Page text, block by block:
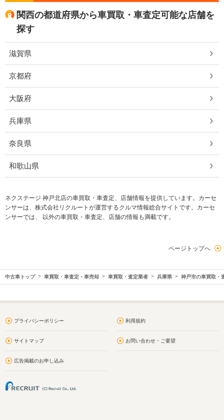
関西の都道府県から車買取・車査定可能な店舗を
探す
滋賀県
京都府
大阪府
兵庫県
奈良県
和歌山県
ネクステージ 神戸北店の車買取・車査定、店舗情報を提供しています。カーセ
ンサーは、株式会社リクルートが運営するクルマ情報総合サイトです。カーセ
ンサーでは、 以外の車買取・車査定、店舗の情報も満載です。
ページトップへ
中古車トップ 車買取・車査定・車売却 車買取・査定業者 兵庫県 神戸市の車買取・
プライバシーポリシー 利用規約
サイトマップ お問い合わせ・ご要望
広告掲載のお申し込み